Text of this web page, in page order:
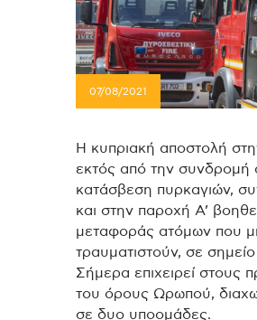
07/08/2021
Η κυπριακή αποστολή
εκτός από την συνδρομή
κατάσβεση πυρκαγιών,
και στην παροχή Α’
μεταφοράς ατόμων που
τραυματιστούν, σε
Σήμερα επιχειρεί στους
του όρους Ωρωπού,
σε δυο υποομάδες.